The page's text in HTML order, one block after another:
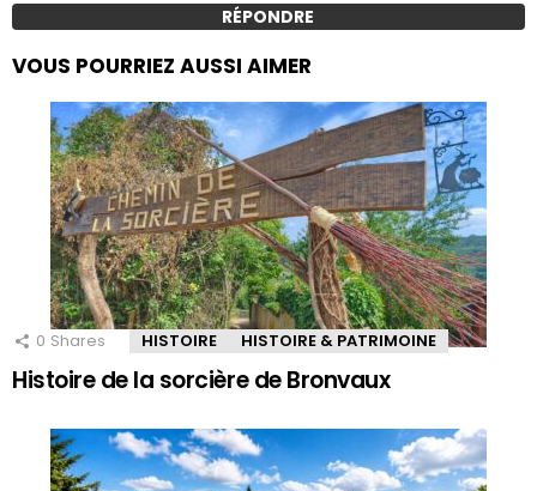
RÉPONDRE
VOUS POURRIEZ AUSSI AIMER
0 Shares HISTOIRE HISTOIRE & PATRIMOINE
Histoire de la sorcière de Bronvaux